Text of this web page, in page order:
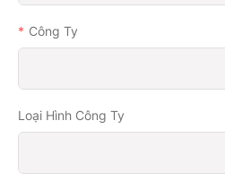
Công Ty
Loại Hình Công Ty